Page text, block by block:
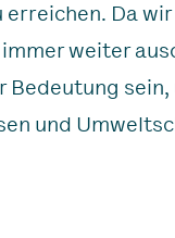
Da wir
weiter
sein,
und